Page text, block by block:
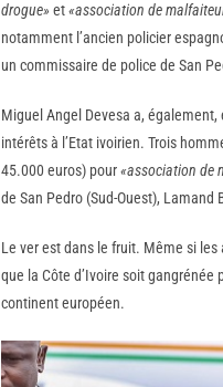
drogue» et«association de
notamment l’ancien policier
un commissaire de police de San
Miguel Angel Devesa a,
intérêts à l’Etat ivoirien. Trois
45.000 euros) pour«association de
de San Pedro (Sud-Ouest), Lamand
Le ver est dans le fruit. Même si
que la Côte d’Ivoire soit
continent européen.